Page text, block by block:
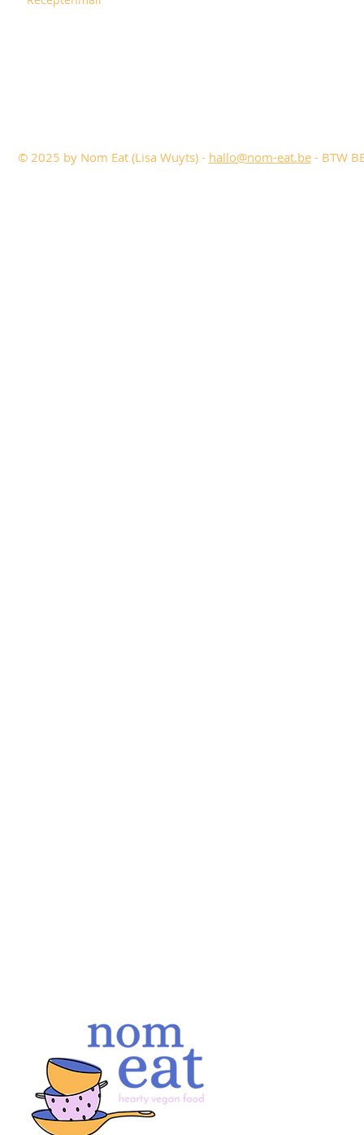
© 2025 by Nom Eat (Lisa Wuyts) - hallo@nom-eat.be- BTW